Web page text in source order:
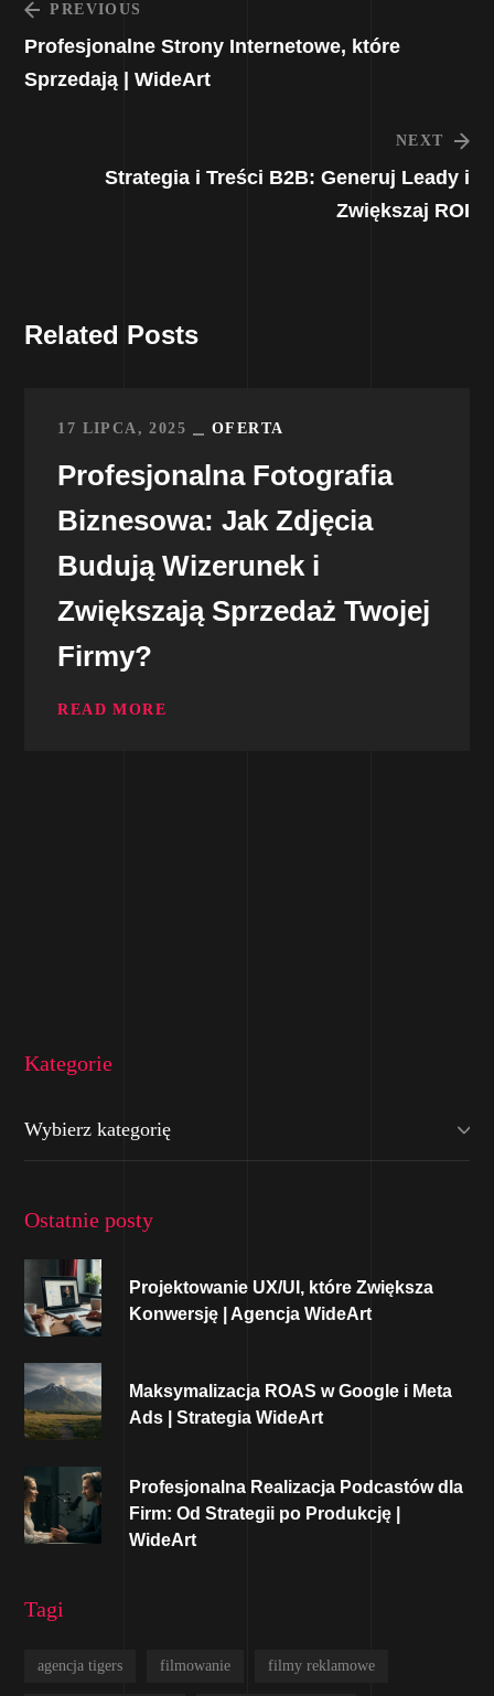
PREVIOUS
Profesjonalne Strony Internetowe, które
Sprzedają | WideArt
NEXT
Strategia i Treści B2B: Generuj Leady i
Zwiększaj ROI
Related Posts
17 LIPCA, 2025 OFERTA
Profesjonalna Fotografia
Biznesowa: Jak Zdjęcia
Budują Wizerunek i
Zwiększają Sprzedaż Twojej
Firmy?
READ MORE
Kategorie
Ostatnie posty
Projektowanie UX/UI, które Zwiększa
Konwersję | Agencja WideArt
Maksymalizacja ROAS w Google i Meta
Ads | Strategia WideArt
Profesjonalna Realizacja Podcastów dla
Firm: Od Strategii po Produkcję |
WideArt
Tagi
agencja tigers filmowanie filmy reklamowe